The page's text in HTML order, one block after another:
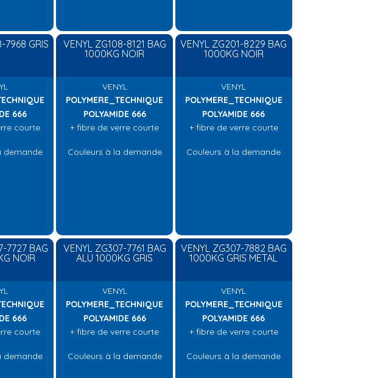
7968 GRIS
666
courte
demande
VENYL ZG108-8121 BAG
1000KG NOIR
VENYL
POLYMERE_TECHNIQUE
POLYAMIDE 666
+ fibre de verre courte
Couleurs à la demande
VENYL ZG201-8229 BAG
1000KG NOIR
VENYL
POLYMERE_TECHNIQUE
POLYAMIDE 666
+ fibre de verre courte
Couleurs à la demande
7727 BAG
NOIR
666
courte
demande
VENYL ZG307-7761 BAG
ALU 1000KG GRIS
VENYL
POLYMERE_TECHNIQUE
POLYAMIDE 666
+ fibre de verre courte
Couleurs à la demande
VENYL ZG307-7882 BAG
1000KG GRIS METAL
VENYL
POLYMERE_TECHNIQUE
POLYAMIDE 666
+ fibre de verre courte
Couleurs à la demande